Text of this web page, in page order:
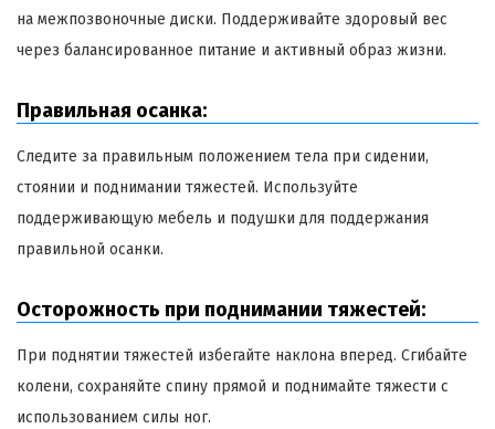
на межпозвоночные диски. Поддерживайте здоровый вес
через балансированное питание и активный образ жизни.
Правильная осанка:
Следите за правильным положением тела при сидении,
стоянии и поднимании тяжестей. Используйте
поддерживающую мебель и подушки для поддержания
правильной осанки.
Осторожность при поднимании тяжестей:
При поднятии тяжестей избегайте наклона вперед. Сгибайте
колени, сохраняйте спину прямой и поднимайте тяжести с
использованием силы ног.